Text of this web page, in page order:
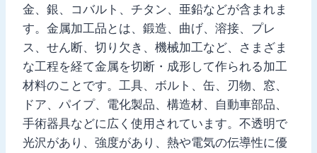
金、銀、コバルト、チタン、亜鉛などが含まれま
す。金属加工品とは、鍛造、曲げ、溶接、プレ
ス、せん断、切り欠き、機械加工など、さまざま
な工程を経て金属を切断・成形して作られる加工
材料のことです。工具、ボルト、缶、刃物、窓、
ドア、パイプ、電化製品、構造材、自動車部品、
手術器具などに広く使用されています。不透明で
光沢があり、強度があり、熱や電気の伝導性に優